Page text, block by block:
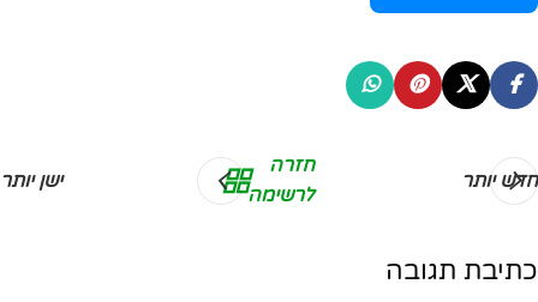
חדש יותר
חזרה
לרשימה
ישן יותר
כתיבת תגובה